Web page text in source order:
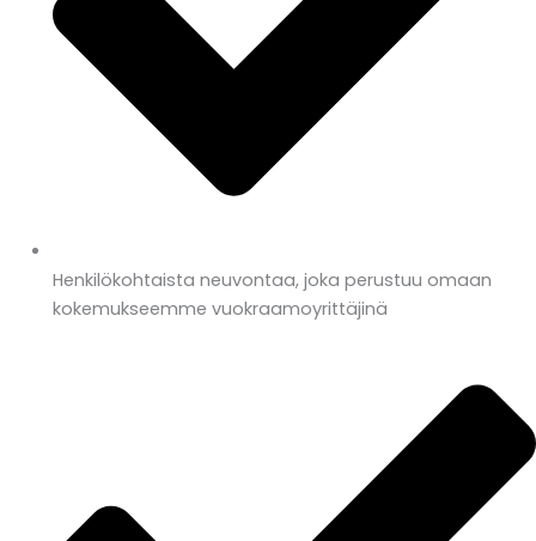
Henkilökohtaista neuvontaa, joka perustuu omaan
kokemukseemme vuokraamoyrittäjinä